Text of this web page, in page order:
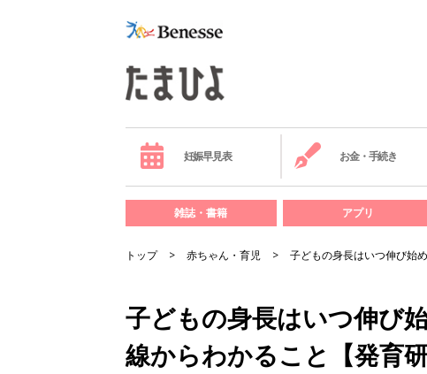
妊娠早見表 お金・手続き
雑誌・書籍 アプリ
トップ 赤ちゃん・育児 子どもの身長はいつ伸び始
子どもの身長はいつ伸び
線からわかること【発育研